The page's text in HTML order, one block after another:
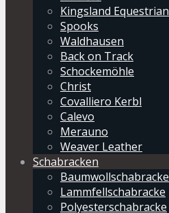
Kingsland Equestrian
Spooks
Waldhausen
Back on Track
Schockemöhle
Christ
Covalliero Kerbl
Calevo
Merauno
Weaver Leather
Schabracken
Baumwollschabracke
Lammfellschabracke
Polyesterschabracke